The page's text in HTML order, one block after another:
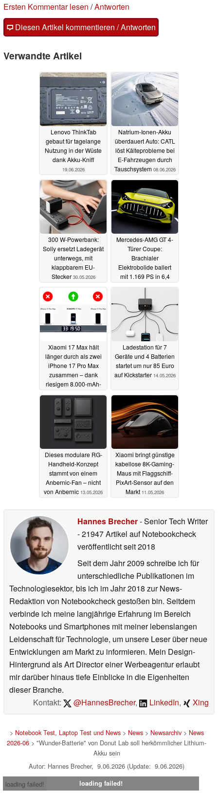
Ersten Kommentar lesen /Antworten
Diesen Artikel kommentieren / Antworten
Verwandte Artikel
Lenovo ThinkTab
gebaut für tagelange
Nutzung in der Wüste
dank Akku-Kniff
19.06.2026
Natrium-Ionen-Akku
überdauert Auto: CATL
löst Kälteprobleme bei
E-Fahrzeugen durch
Tauschsystem 08.06.2026
300 W-Powerbank:
Solly ersetzt Ladegerät
unterwegs, mit
klappbarem EU-
Stecker 30.05.2026
Mercedes-AMG GT 4-
Türer Coupe:
Brachialer
Elektrobolide ballert
mit 1.169 PS in 6,4
Xiaomi 17 Max hält
länger durch als zwei
iPhone 17 Pro Max
zusammen – dank
riesigem 8.000-mAh-
20.05.2026
Ladestation für 7
Geräte und 4 Batterien
startet um nur 85 Euro
auf Kickstarter 14.05.2026
Dieses modulare RG-
Handheld-Konzept
stammt von einem
Anbernic-Fan – nicht
von Anbernic 13.05.2026
Xiaomi bringt günstige
kabellose 8K-Gaming-
Maus mit Flaggschiff-
PixArt-Sensor auf den
Markt 11.05.2026
Hannes Brecher- Senior Tech Writer
- 21947 Artikel auf Notebookcheck
veröffentlichtseit 2018
Seit dem Jahr 2009 schreibe ich für
unterschiedliche Publikationen im
Technologiesektor, bis ich im Jahr 2018 zur News-
Redaktion von Notebookcheck gestoßen bin. Seitdem
verbinde ich meine langjährige Erfahrung im Bereich
Notebooks und Smartphones mit meiner lebenslangen
Leidenschaft für Technologie, um unsere Leser über neue
Entwicklungen am Markt zu informieren. Mein Design-
Hintergrund als Art Director einer Werbeagentur erlaubt
mir darüber hinaus tiefe Einblicke in die Eigenheiten
dieser Branche.
Kontakt:
@HannesBrecher, LinkedIn, Xing
> Notebook Test, Laptop Test und News> News> Newsarchiv> News
2026-06 > "Wunder-Batterie" von Donut Lab soll herkömmlicher Lithium-
Akku sein
Autor: Hannes Brecher, 9.06.2026 (Update: 9.06.2026)
loading failed!
loading failed!